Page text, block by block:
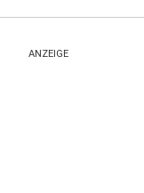
ANZEIGE